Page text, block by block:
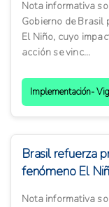
Nota informativa
Gobierno de Brasil
El Niño, cuyo
acción se vinc...
Implementación-
Brasil refuerza
fenómeno El
Nota informativa